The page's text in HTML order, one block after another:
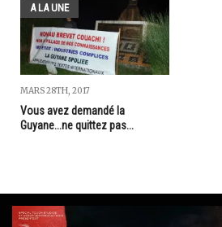
A LA UNE
MARS 28TH, 2017
Vous avez demandé la
Guyane...ne quittez pas...